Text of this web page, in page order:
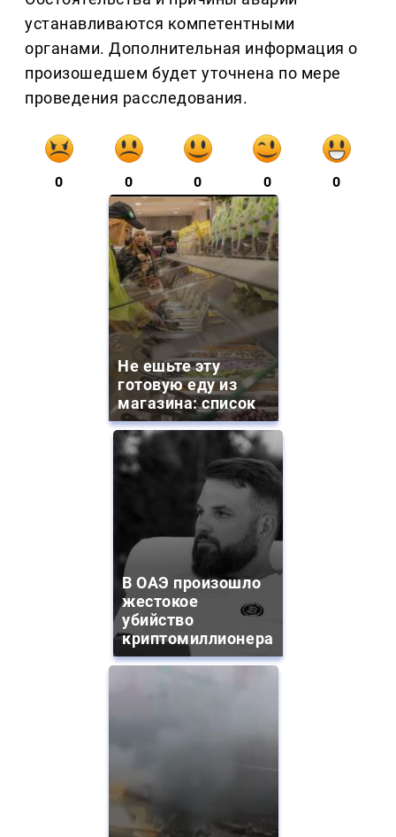
устанавливаются компетентными
органами. Дополнительная информация о
произошедшем будет уточнена по мере
проведения расследования.
0 0 0 0 0
Не ешьте эту
готовую еду из
магазина: список
В ОАЭ произошло
жестокое
убийство
криптомиллионера